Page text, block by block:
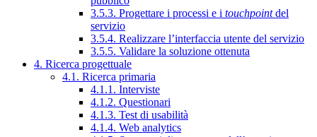
3.5.3. Progettare i processi e i touchpointdel
servizio
3.5.4. Realizzare l’interfaccia utente del servizio
3.5.5. Validare la soluzione ottenuta
4. Ricerca progettuale
4.1. Ricerca primaria
4.1.1. Interviste
4.1.2. Questionari
4.1.3. Test di usabilità
4.1.4. Web analytics